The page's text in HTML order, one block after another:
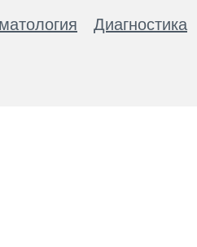
Диагностика